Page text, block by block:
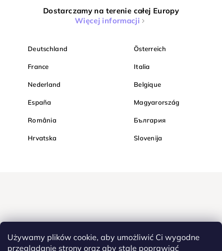
Używamy plików cookie, aby umożliwić Ci wygodne
przeglądanie strony oraz aby stale poprawiać
Dostarczamy na terenie całej Europy
Więcej informacji
Deutschland Österreich
France Italia
Nederland Belgique
España Magyarország
România България
Hrvatska Slovenija